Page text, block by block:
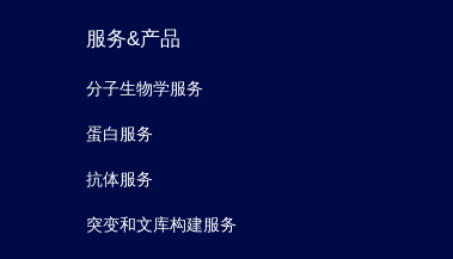
服务&产品
分子生物学服务
蛋白服务
抗体服务
突变和文库构建服务